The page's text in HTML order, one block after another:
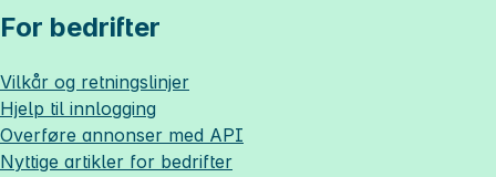
For bedrifter
Vilkår og retningslinjer
Hjelp til innlogging
Overføre annonser med API
Nyttige artikler for bedrifter